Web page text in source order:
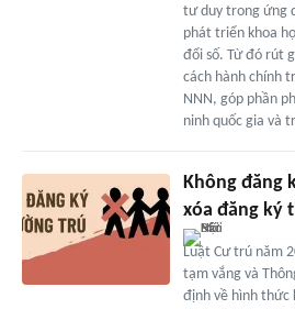
tư duy trong ứng
phát triển khoa
đổi số. Từ đó rút
cách hành chính
NNN, góp phần
ninh quốc gia và
Không đăng
xóa đăng ký
Luật Cư trú năm
tạm vắng và
định về hình thức